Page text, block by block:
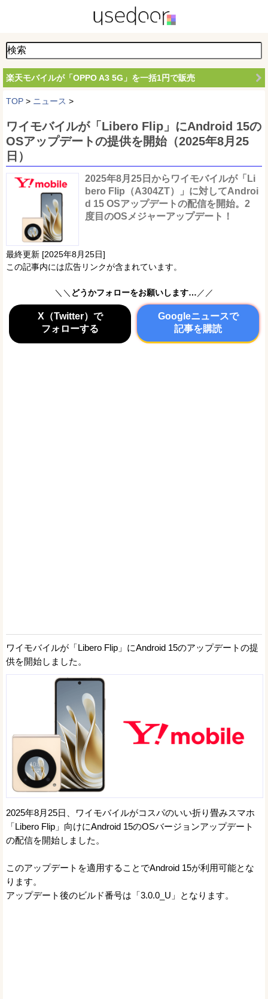
楽天モバイルが「OPPO A3 5G」を一括1円で販売
TOP > ニュース >
ワイモバイルが「Libero Flip」にAndroid 15の
OSアップデートの提供を開始（2025年8月25
日）
2025年8月25日からワイモバイルが「Li
bero Flip（A304ZT）」に対してAndroi
d 15 OSアップデートの配信を開始。2
度目のOSメジャーアップデート！
最終更新 [2025年8月25日]
この記事内には広告リンクが含まれています。
＼＼ どうかフォローをお願いします… ／／
X（Twitter）で
フォローする
Googleニュースで
記事を購読
ワイモバイルが「Libero Flip」にAndroid 15のアップデートの提
供を開始しました。
2025年8月25日、ワイモバイルがコスパのいい折り畳みスマホ
「Libero Flip」向けにAndroid 15のOSバージョンアップデート
の配信を開始しました。
このアップデートを適用することでAndroid 15が利用可能とな
ります。
アップデート後のビルド番号は「3.0.0_U」となります。